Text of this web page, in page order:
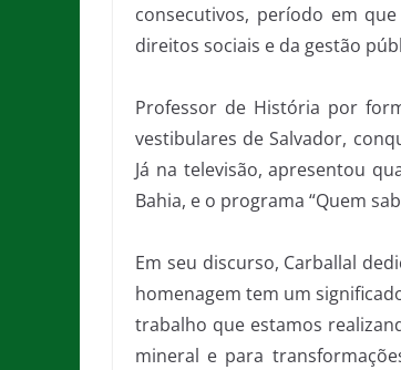
consecutivos, período em
direitos sociais e da gestão
Professor de História por
vestibulares de Salvador,
Já na televisão, apresentou
Bahia, e o programa “Quem
Em seu discurso, Carballal
homenagem tem um
trabalho que estamos
mineral e para